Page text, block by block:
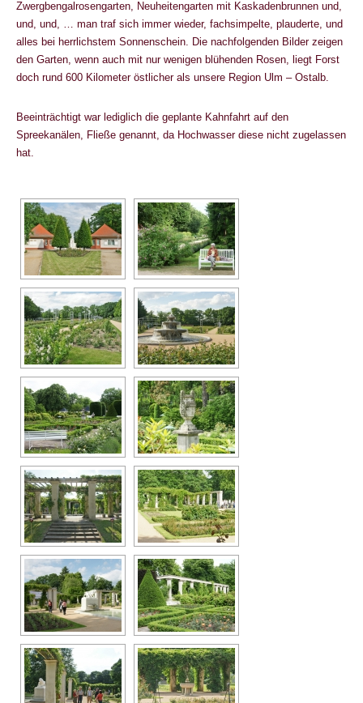
Zwergbengalrosengarten, Neuheitengarten mit Kaskadenbrunnen und,
und, und, … man traf sich immer wieder, fachsimpelte, plauderte, und
alles bei herrlichstem Sonnenschein. Die nachfolgenden Bilder zeigen
den Garten, wenn auch mit nur wenigen blühenden Rosen, liegt Forst
doch rund 600 Kilometer östlicher als unsere Region Ulm – Ostalb.
Beeinträchtigt war lediglich die geplante Kahnfahrt auf den
Spreekanälen, Fließe genannt, da Hochwasser diese nicht zugelassen
hat.